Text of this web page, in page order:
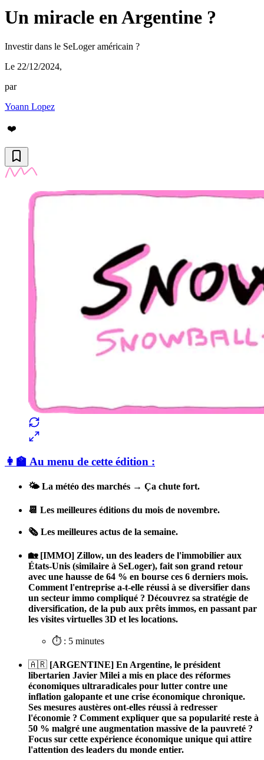
Un miracle en Argentine ?
Investir dans le SeLoger américain ?
Le 22/12/2024,
par
Yoann Lopez
❤️
👩‍🏫 Au menu de cette édition :
🌤️ La météo des marchés → Ça chute fort.
📆 Les meilleures éditions du mois de novembre.
🗞️ Les meilleures actus de la semaine.
🏡 [IMMO] Zillow, un des leaders de l'immobilier aux
États-Unis (similaire à SeLoger), fait son grand retour
avec une hausse de 64 % en bourse ces 6 derniers mois.
Comment l'entreprise a-t-elle réussi à se diversifier dans
un secteur immo compliqué ? Découvrez sa stratégie de
diversification, de la pub aux prêts immos, en passant par
les visites virtuelles 3D et les locations.
⏱️ : 5 minutes
🇦🇷 [ARGENTINE] En Argentine, le président
libertarien Javier Milei a mis en place des réformes
économiques ultraradicales pour lutter contre une
inflation galopante et une crise économique chronique.
Ses mesures austères ont-elles réussi à redresser
l'économie ? Comment expliquer que sa popularité reste à
50 % malgré une augmentation massive de la pauvreté ?
Focus sur cette expérience économique unique qui attire
l'attention des leaders du monde entier.